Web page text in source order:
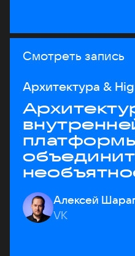
Смотреть запись
Архитектура &
Алексей
VK